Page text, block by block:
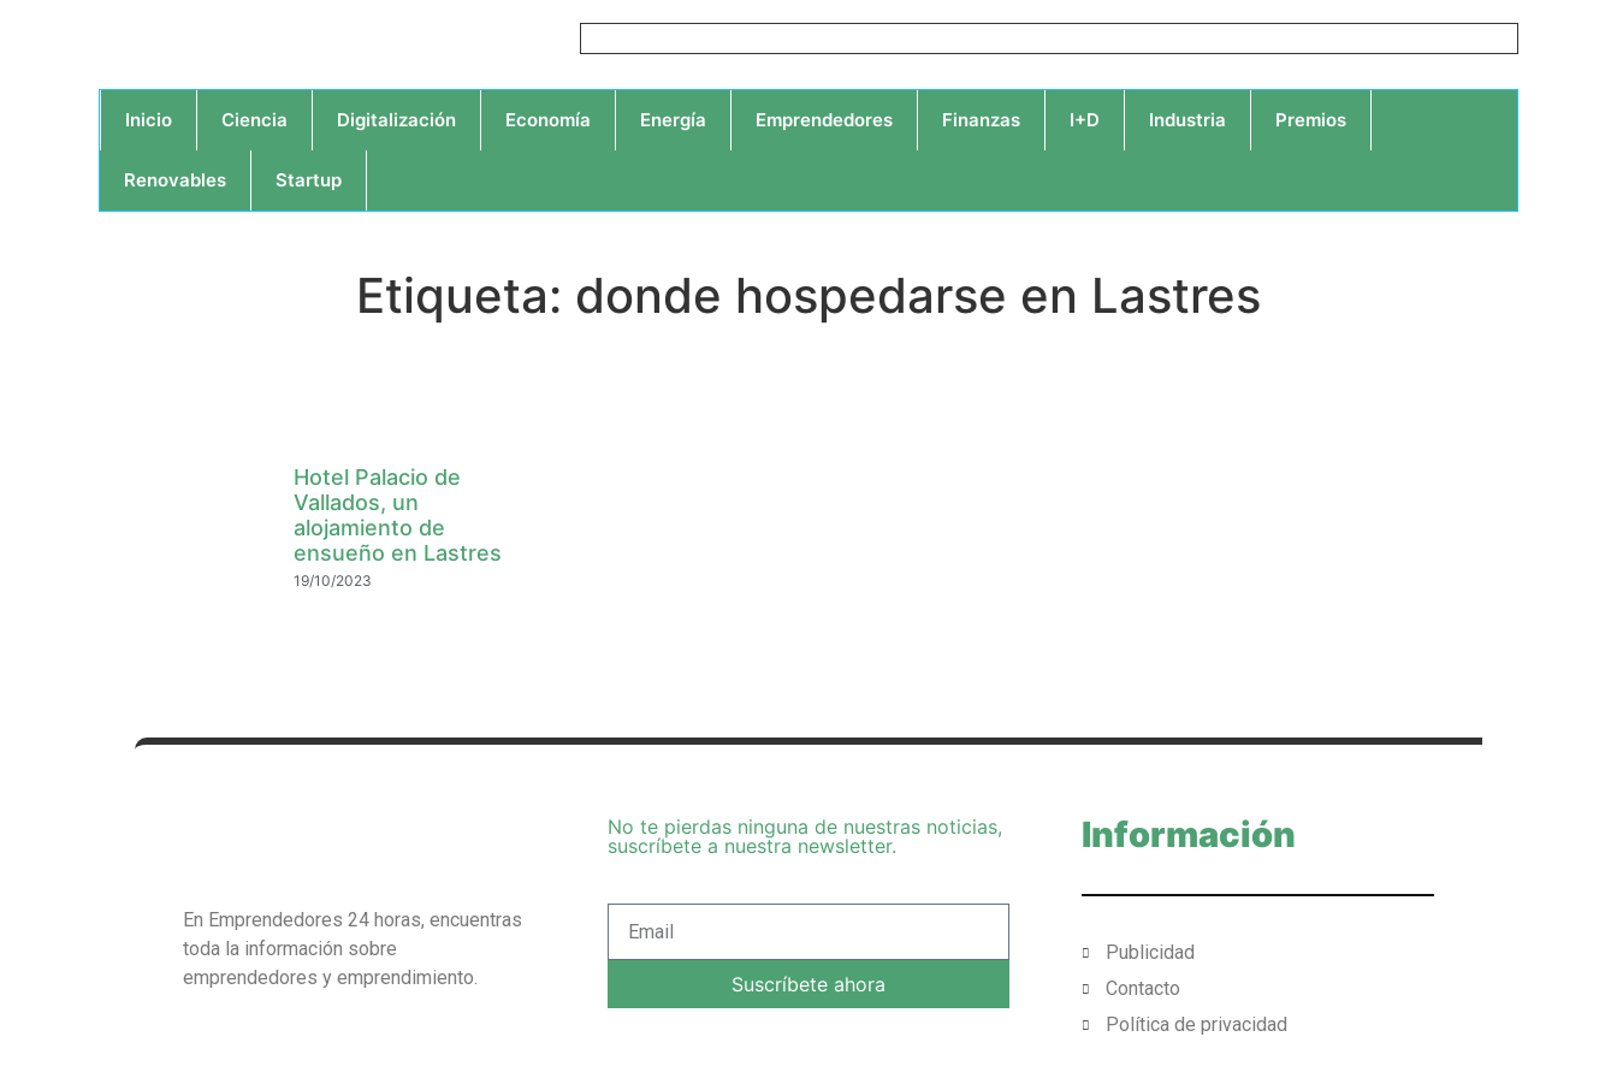
Inicio Ciencia Digitalización Economía Energía Emprendedores Finanzas I+D Industria Premios
Renovables Startup
Etiqueta: donde hospedarse en Lastres
Hotel Palacio de
Vallados, un
alojamiento de
ensueño en Lastres
19/10/2023
En Emprendedores 24 horas, encuentras
toda la información sobre
emprendedores y emprendimiento.
No te pierdas ninguna de nuestras noticias,
suscríbete a nuestra newsletter.
Suscríbete ahora
Información
Publicidad
Contacto
Política de privacidad